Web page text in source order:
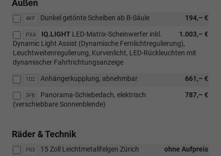
Außen
4KF 194,– €
Dunkel getönte Scheiben ab B-Säule
PXA 1.003,– €
IQ.LIGHT LED-Matrix-Scheinwerfer inkl.
Dynamic Light Assist (Dynamische Fernlichtregulierung),
Leuchtweitenregulierung, Kurvenlicht, LED-Rückleuchten mit
dynamischer Fahrtrichtungsanzeige
1D2 661,– €
Anhängerkupplung, abnehmbar
3FB 787,– €
Panorama-Schiebedach, elektrisch
(verschiebbare Sonnenblende)
Räder & Technik
P03 ohne Aufpreis
15 Zoll Leichtmetallfelgen Zürich